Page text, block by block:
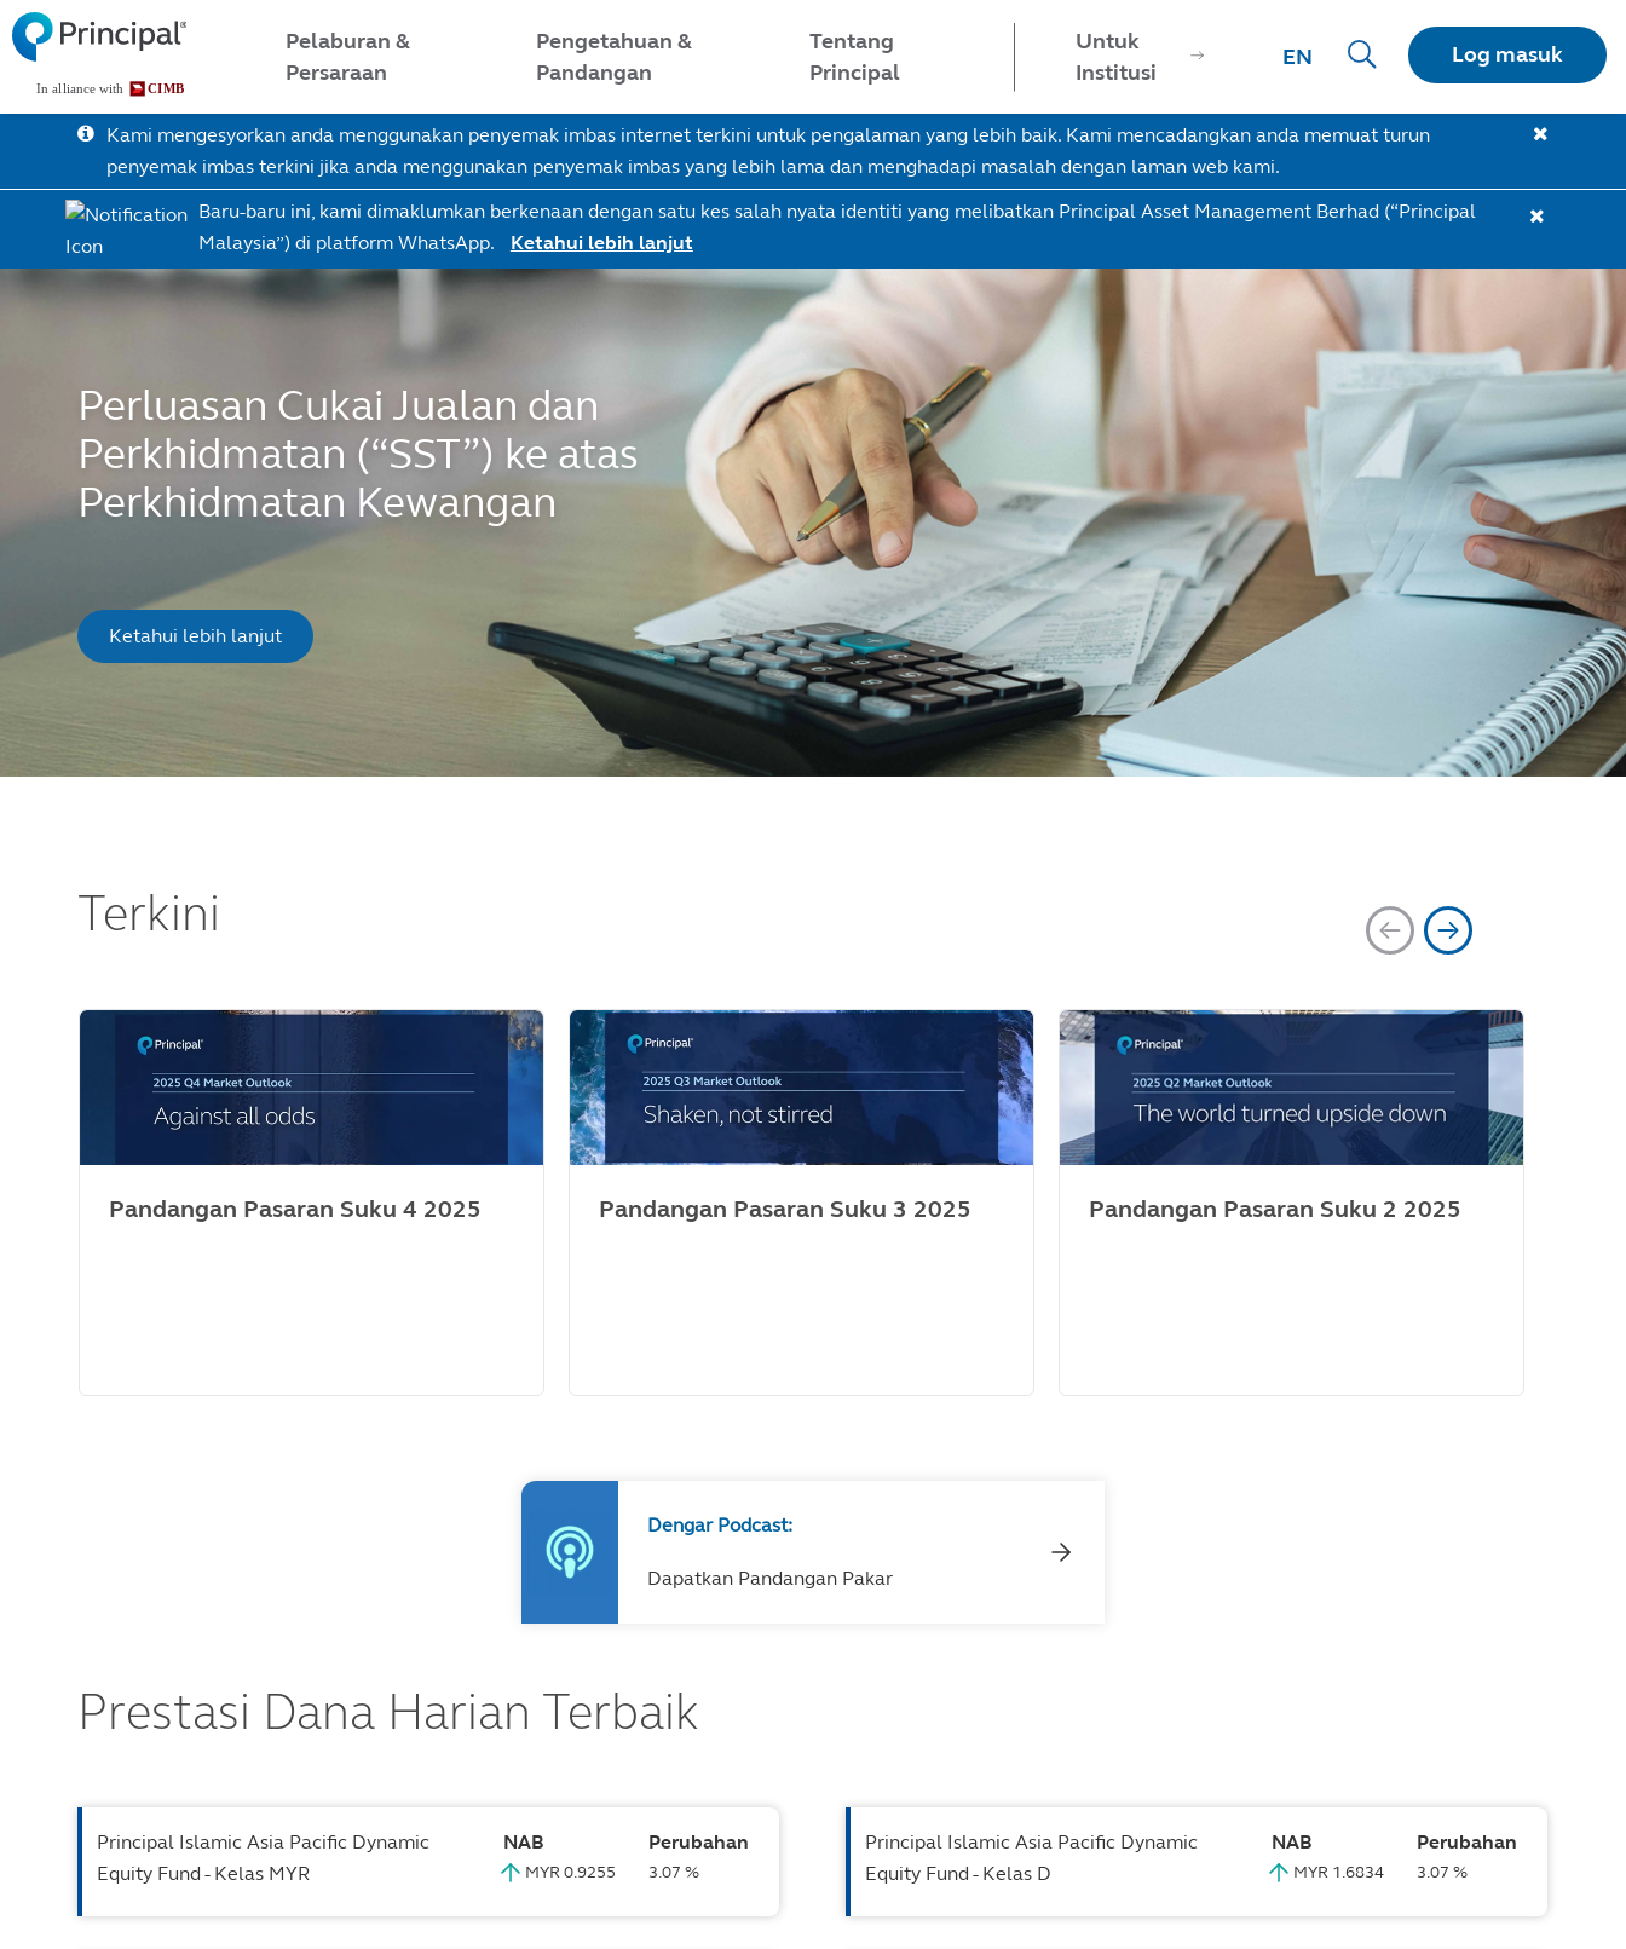
Skip
to
main
content
Log masuk
Malaysia Menu
Pelaburan &
Persaraan
Pengetahuan &
Pandangan
Tentang
Principal
Untuk
Institusi
EN
Kami mengesyorkan anda menggunakan penyemak imbas internet terkini untuk pengalaman yang lebih baik. Kami mencadangkan anda memuat turun
penyemak imbas terkini jika anda menggunakan penyemak imbas yang lebih lama dan menghadapi masalah dengan laman web kami.
Baru-baru ini, kami dimaklumkan berkenaan dengan satu kes salah nyata identiti yang melibatkan Principal Asset Management Berhad (“Principal
Malaysia”) di platform WhatsApp.
Ketahui lebih lanjut
Perluasan Cukai Jualan dan
Perkhidmatan (“SST”) ke atas
Perkhidmatan Kewangan
Ketahui lebih lanjut
Terkini
Pandangan Pasaran Suku 4 2025 Pandangan Pasaran Suku 3 2025 Pandangan Pasaran Suku 2 2025
Dengar Podcast:
Dapatkan Pandangan Pakar
Prestasi Dana Harian Terbaik
Principal Islamic Asia Pacific Dynamic
Equity Fund - Kelas MYR
NAB
MYR 0.9255
Perubahan
3.07 %
Principal Islamic Asia Pacific Dynamic
Equity Fund - Kelas D
NAB
MYR 1.6834
Perubahan
3.07 %